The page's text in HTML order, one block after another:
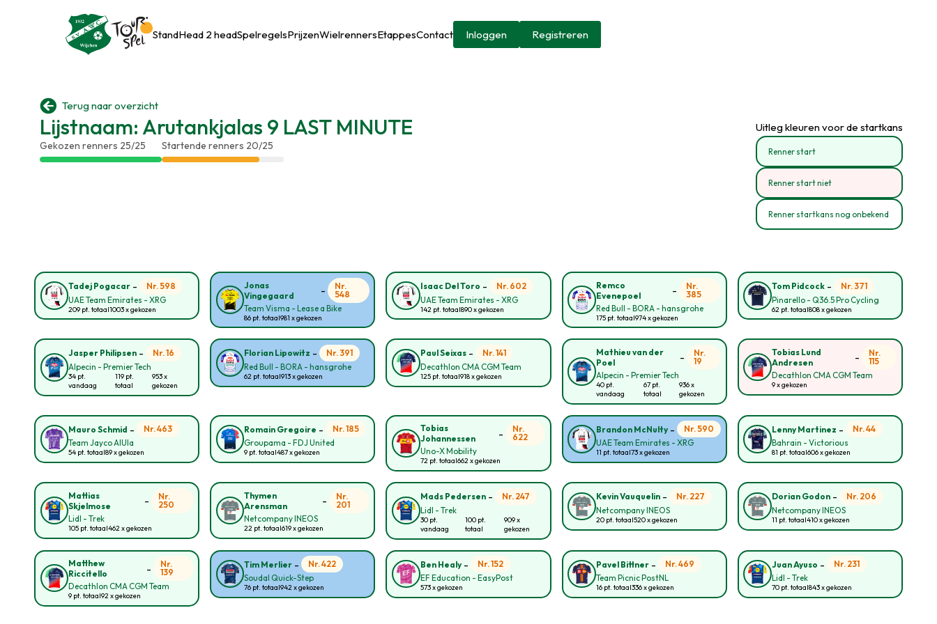
StandHead 2 headSpelregelsPrijzenWielrennersEtappesContact Inloggen Registreren
 Terug naar overzicht
Lijstnaam: Arutankjalas 9 LAST MINUTE
Gekozen renners 25/25 Startende renners 20/25
Uitleg kleuren voor de startkans
Renner start
Renner start niet
Renner startkans nog onbekend
Tadej Pogacar -
Nr. 598
UAE Team Emirates - XRG
209 pt. totaal1003 x gekozen
Jonas
Vingegaard
-
Nr.
548
Team Visma - Lease a Bike
86 pt. totaal981 x gekozen
Isaac Del Toro -
Nr. 602
UAE Team Emirates - XRG
142 pt. totaal890 x gekozen
Remco
Evenepoel
-
Nr.
385
Red Bull - BORA - hansgrohe
175 pt. totaal974 x gekozen
Tom Pidcock-
Nr. 371
Pinarello - Q36.5 Pro Cycling
62 pt. totaal808 x gekozen
Jasper Philipsen -
Nr. 16
Alpecin - Premier Tech
34 pt.
vandaag
119 pt.
totaal
953 x
gekozen
Florian Lipowitz -
Nr. 391
Red Bull - BORA - hansgrohe
62 pt. totaal913 x gekozen
Paul Seixas-
Nr. 141
Decathlon CMA CGM Team
125 pt. totaal918 x gekozen
Mathieu van der
Poel
-
Nr.
19
Alpecin - Premier Tech
40 pt.
vandaag
67 pt.
totaal
936 x
gekozen
Tobias Lund
Andresen
-
Nr.
115
Decathlon CMA CGM Team
9 x gekozen
Mauro Schmid -
Nr. 463
Team Jayco AlUla
54 pt. totaal89 x gekozen
Romain Gregoire -
Nr. 185
Groupama - FDJ United
9 pt. totaal487 x gekozen
Tobias
Johannessen
-
Nr.
622
Uno-X Mobility
72 pt. totaal662 x gekozen
Brandon McNulty-
Nr. 590
UAE Team Emirates - XRG
11 pt. totaal73 x gekozen
Lenny Martinez -
Nr. 44
Bahrain - Victorious
81 pt. totaal606 x gekozen
Mattias
Skjelmose
-
Nr.
250
Lidl - Trek
105 pt. totaal462 x gekozen
Thymen
Arensman
-
Nr.
201
Netcompany INEOS
22 pt. totaal619 x gekozen
Mads Pedersen-
Nr. 247
Lidl - Trek
30 pt.
vandaag
100 pt.
totaal
909 x
gekozen
Kevin Vauquelin-
Nr. 227
Netcompany INEOS
20 pt. totaal520 x gekozen
Dorian Godon-
Nr. 206
Netcompany INEOS
11 pt. totaal410 x gekozen
Matthew
Riccitello
-
Nr.
139
Decathlon CMA CGM Team
9 pt. totaal92 x gekozen
Tim Merlier -
Nr. 422
Soudal Quick-Step
76 pt. totaal942 x gekozen
Ben Healy-
Nr. 152
EF Education - EasyPost
573 x gekozen
Pavel Bittner-
Nr. 469
Team Picnic PostNL
16 pt. totaal336 x gekozen
Juan Ayuso -
Nr. 231
Lidl - Trek
70 pt. totaal843 x gekozen